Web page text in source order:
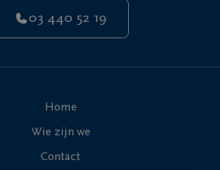
03 440 52 19
Home
Wie zijn we
Contact